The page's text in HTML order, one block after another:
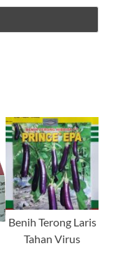
Benih Terong Laris
Tahan Virus